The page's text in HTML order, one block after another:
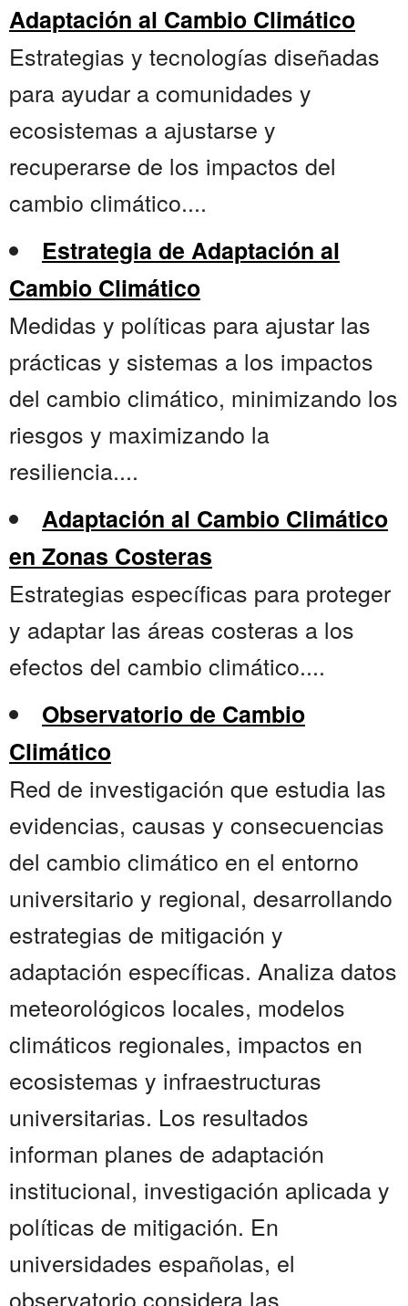
Adaptación al Cambio Climático
Estrategias y tecnologías diseñadas
para ayudar a comunidades y
ecosistemas a ajustarse y
recuperarse de los impactos del
cambio climático....
Estrategia de Adaptación al
Cambio Climático
Medidas y políticas para ajustar las
prácticas y sistemas a los impactos
del cambio climático, minimizando los
riesgos y maximizando la
resiliencia....
Adaptación al Cambio Climático
en Zonas Costeras
Estrategias específicas para proteger
y adaptar las áreas costeras a los
efectos del cambio climático....
Observatorio de Cambio
Climático
Red de investigación que estudia las
evidencias, causas y consecuencias
del cambio climático en el entorno
universitario y regional, desarrollando
estrategias de mitigación y
adaptación específicas. Analiza datos
meteorológicos locales, modelos
climáticos regionales, impactos en
ecosistemas y infraestructuras
universitarias. Los resultados
informan planes de adaptación
institucional, investigación aplicada y
políticas de mitigación. En
universidades españolas, el
observatorio considera las